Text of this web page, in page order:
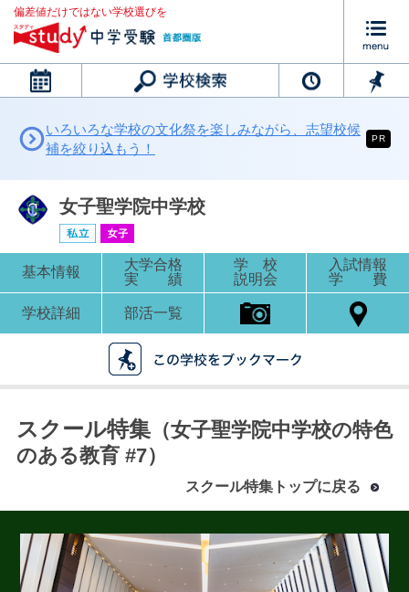
偏差値だけではない学校選びを
カレンダー
最近見た学校
女子聖学院中学校
いろいろな学校の文化祭を楽しみながら、志望校候
補を絞り込もう！
PR
女子聖学院中学校
基本情報
大学合格
実 績
学 校
説明会
入試情報
学 費
学校詳細 部活一覧
スクール特集（女子聖学院中学校の特色
のある教育 #7）
スクール特集トップに戻る